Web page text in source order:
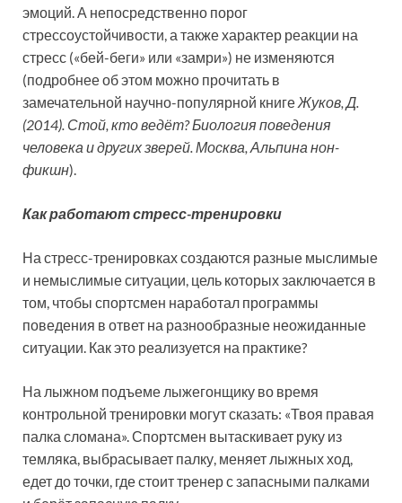
эмоций. А непосредственно порог
стрессоустойчивости, а также характер реакции на
стресс («бей-беги» или «замри») не изменяются
(подробнее об этом можно прочитать в
замечательной научно-популярной книгеЖуков, Д.
(2014). Стой, кто ведёт? Биология поведения
человека и других зверей. Москва, Альпина нон-
фикшн).
Как работают стресс-тренировки
На стресс-тренировках создаются разные мыслимые
и немыслимые ситуации, цель которых заключается в
том, чтобы спортсмен наработал программы
поведения в ответ на разнообразные неожиданные
ситуации. Как это реализуется на практике?
На лыжном подъеме лыжегонщику во время
контрольной тренировки могут сказать: «Твоя правая
палка сломана». Спортсмен вытаскивает руку из
темляка, выбрасывает палку, меняет лыжных ход,
едет до точки, где стоит тренер с запасными палками